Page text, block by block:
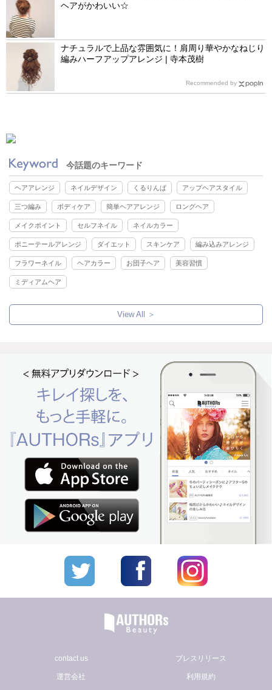
ヘアがかわいい☆
ナチュラルで上品な雰囲気に！肩周り華やかなねじり
編みハーフアップアレンジ | 寺本茂樹
Recommended by
今話題のキーワード
ヘアアレンジ ネイルデザイン くるりんぱ アップヘアスタイル
三つ編み ボディケア 簡単ヘアアレンジ ロングヘア
メイクポイント セルフネイル ネイルカラー
ポニーテールアレンジ ダイエット スキンケア 編み込みアレンジ
フラワーネイル ヘアカラー お団子ヘア 美容習慣
ミディアムヘア
View All ＞
contact us プレスリリース
運営会社 利用規約